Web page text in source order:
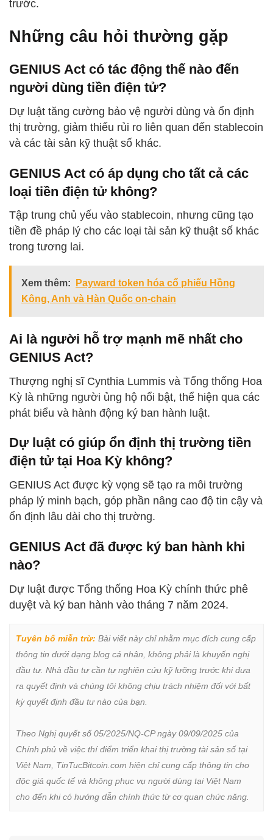
trước.
Những câu hỏi thường gặp
GENIUS Act có tác động thế nào đến
người dùng tiền điện tử?
Dự luật tăng cường bảo vệ người dùng và ổn định
thị trường, giảm thiểu rủi ro liên quan đến stablecoin
và các tài sản kỹ thuật số khác.
GENIUS Act có áp dụng cho tất cả các
loại tiền điện tử không?
Tập trung chủ yếu vào stablecoin, nhưng cũng tạo
tiền đề pháp lý cho các loại tài sản kỹ thuật số khác
trong tương lai.
Xem thêm:
Payward token hóa cổ phiếu Hồng
Kông, Anh và Hàn Quốc on-chain
Ai là người hỗ trợ mạnh mẽ nhất cho
GENIUS Act?
Thượng nghị sĩ Cynthia Lummis và Tổng thống Hoa
Kỳ là những người ủng hộ nổi bật, thể hiện qua các
phát biểu và hành động ký ban hành luật.
Dự luật có giúp ổn định thị trường tiền
điện tử tại Hoa Kỳ không?
GENIUS Act được kỳ vọng sẽ tạo ra môi trường
pháp lý minh bạch, góp phần nâng cao độ tin cậy và
ổn định lâu dài cho thị trường.
GENIUS Act đã được ký ban hành khi
nào?
Dự luật được Tổng thống Hoa Kỳ chính thức phê
duyệt và ký ban hành vào tháng 7 năm 2024.
Tuyên bố miễn trừ: Bài viết này chỉ nhằm mục đích cung cấp
thông tin dưới dạng blog cá nhân, không phải là khuyến nghị
đầu tư. Nhà đầu tư cần tự nghiên cứu kỹ lưỡng trước khi đưa
ra quyết định và chúng tôi không chịu trách nhiệm đối với bất
kỳ quyết định đầu tư nào của bạn.
Theo Nghị quyết số 05/2025/NQ-CP ngày 09/09/2025 của
Chính phủ về việc thí điểm triển khai thị trường tài sản số tại
Việt Nam, TinTucBitcoin.com hiện chỉ cung cấp thông tin cho
độc giả quốc tế và không phục vụ người dùng tại Việt Nam
cho đến khi có hướng dẫn chính thức từ cơ quan chức năng.